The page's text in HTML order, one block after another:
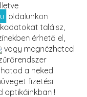
oldalunkon
találsz,
érhető el,
vagy megnézheted
a neked
fizetési
optikáinkban !